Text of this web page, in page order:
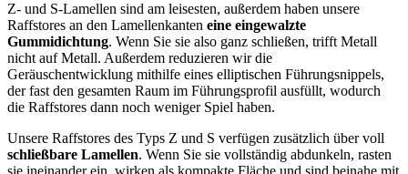
Z- und S‑Lamellen sind am leisesten, außerdem haben unsere
Raffstores an den Lamellenkanten eine eingewalzte
Gummidichtung. Wenn Sie sie also ganz schließen, trifft Metall
nicht auf Metall. Außerdem reduzieren wir die
Geräuschentwicklung mithilfe eines elliptischen Führungsnippels,
der fast den gesamten Raum im Führungsprofil ausfüllt, wodurch
die Raffstores dann noch weniger Spiel haben.
Unsere Raffstores des Typs Z und S verfügen zusätzlich über voll
schließbare Lamellen. Wenn Sie sie vollständig abdunkeln, rasten